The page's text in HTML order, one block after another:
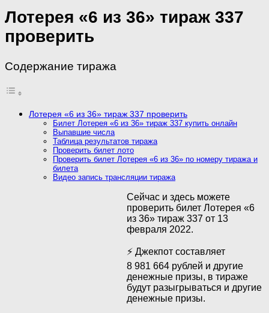
Лотерея «6 из 36» тираж 337
проверить
Содержание тиража
Лотерея «6 из 36» тираж 337 проверить
Билет Лотерея «6 из 36» тираж 337 купить онлайн
Выпавшие числа
Таблица результатов тиража
Проверить билет лото
Проверить билет Лотерея «6 из 36» по номеру тиража и
билета
Видео запись трансляции тиража
Сейчас и здесь можете
проверить билет Лотерея «6
из 36» тираж 337 от 13
февраля 2022.
⚡ Джекпот составляет
8 981 664 рублей и другие
денежные призы, в тираже
будут разыгрываться и другие
денежные призы.